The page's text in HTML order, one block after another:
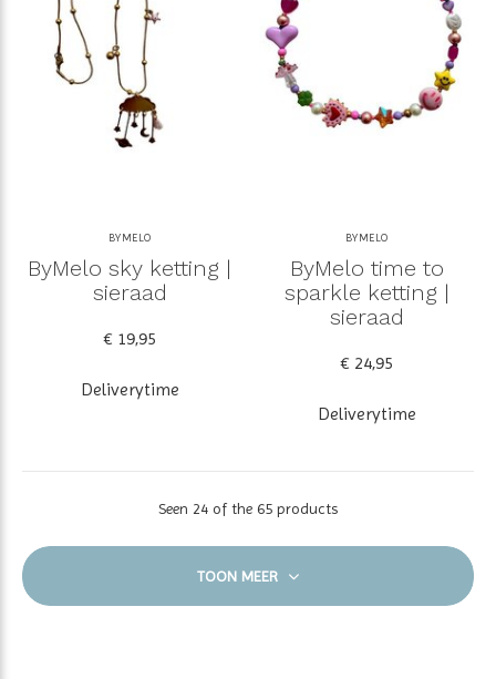
BYMELO
ByMelo sky ketting |
sieraad
€ 19,95
Deliverytime
BYMELO
ByMelo time to
sparkle ketting |
sieraad
€ 24,95
Deliverytime
Seen 24 of the 65 products
TOON MEER